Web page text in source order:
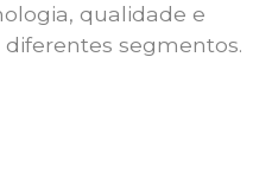
qualidade e
segmentos.